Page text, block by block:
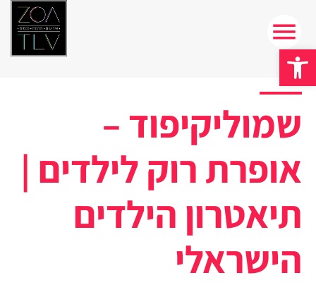
פתח סרגל נגישות
שמוליקיפוד –
אופרת רוק לילדים |
תיאטרון הילדים
הישראלי